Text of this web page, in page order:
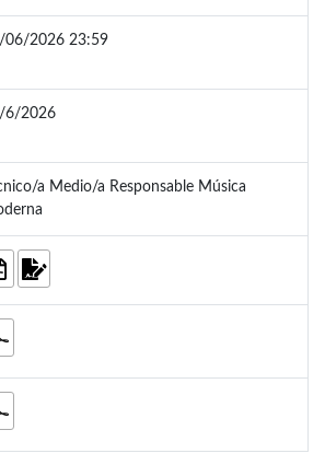
06/2026 23:59
6/2026
a Medio/a Responsable Música